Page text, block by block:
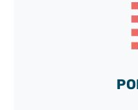
et découvrez toutes
à